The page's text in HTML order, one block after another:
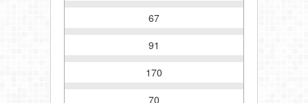
67
91
170
70